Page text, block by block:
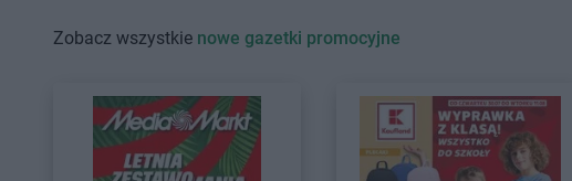
Zobacz wszystkie nowe gazetki promocyjne